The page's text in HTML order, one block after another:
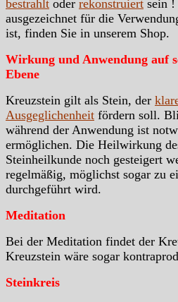
bestrahlt oder rekonstruiert sein !
ausgezeichnet für die
ist, finden Sie in unserem Shop.
Wirkung und Anwendung auf
Ebene
Kreuzstein gilt als Stein, der
Ausgeglichenheit fördern soll.
während der Anwendung ist
ermöglichen. Die Heilwirkung
Steinheilkunde noch gesteigert
regelmäßig, möglichst sogar zu
durchgeführt wird.
Meditation
Bei der Meditation findet der
Kreuzstein wäre sogar
Steinkreis